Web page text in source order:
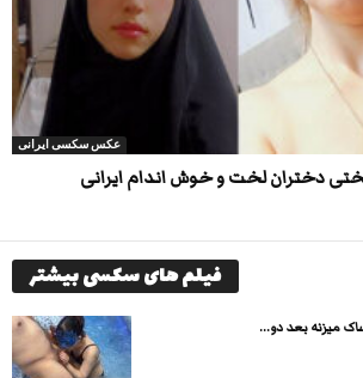
عکس سکسی ایرانی
دختران لخت و خوش اندام ایرانی
فیلم های سکسی بیشتر
میزنه بعد دو...